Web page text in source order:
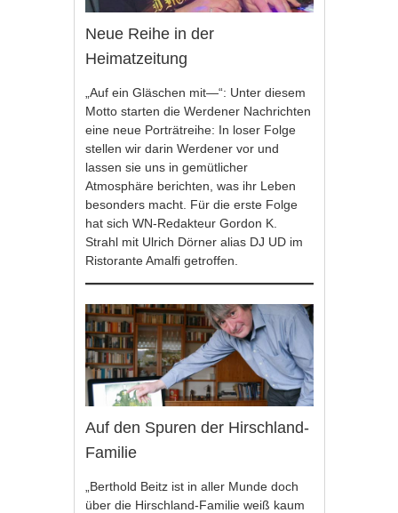
Neue Reihe in der
Heimatzeitung
„Auf ein Gläschen mit—“: Unter diesem
Motto starten die Werdener Nachrichten
eine neue Porträtreihe: In loser Folge
stellen wir darin Werdener vor und
lassen sie uns in gemütlicher
Atmosphäre berichten, was ihr Leben
besonders macht. Für die erste Folge
hat sich WN-Redakteur Gordon K.
Strahl mit Ulrich Dörner alias DJ UD im
Ristorante Amalfi getroffen.
Auf den Spuren der Hirschland-
Familie
„Berthold Beitz ist in aller Munde doch
über die Hirschland-Familie weiß kaum